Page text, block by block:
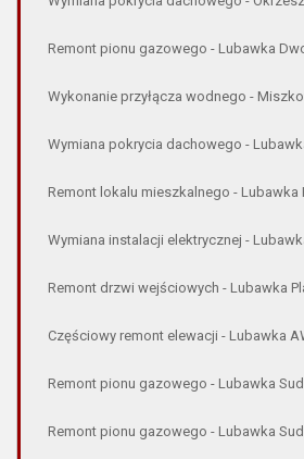
Remont pionu gazowego - Lubawka
Wykonanie przyłącza wodnego -
Wymiana pokrycia dachowego -
Remont lokalu mieszkalnego - Lubawka
Wymiana instalacji elektrycznej -
Remont drzwi wejściowych - Lubawka
Częściowy remont elewacji - Lubawka
Remont pionu gazowego - Lubawka
Remont pionu gazowego - Lubawka